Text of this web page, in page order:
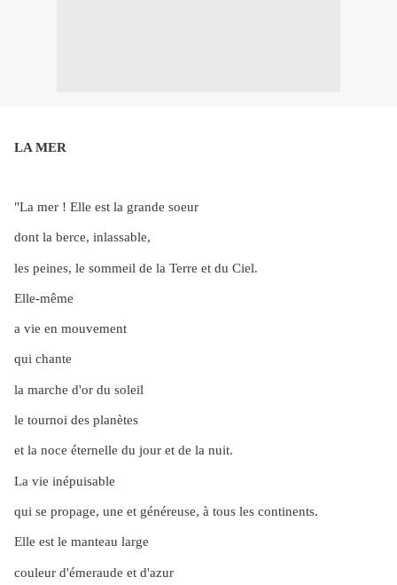
LA MER
"La mer ! Elle est la grande soeur
dont la berce, inlassable,
les peines, le sommeil de la Terre et du Ciel.
Elle-même
a vie en mouvement
qui chante
la marche d'or du soleil
le tournoi des planètes
et la noce éternelle du jour et de la nuit.
La vie inépuisable
qui se propage, une et généreuse, à tous les continents.
Elle est le manteau large
couleur d'émeraude et d'azur